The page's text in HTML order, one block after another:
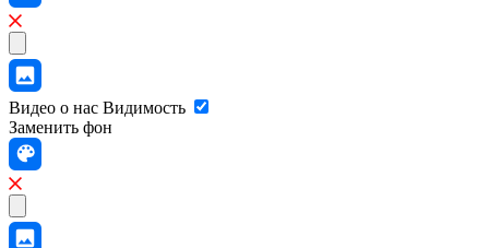
Видео о нас Видимость
Заменить фон